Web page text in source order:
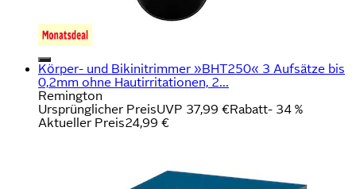
Körper- und Bikinitrimmer »BHT250« 3 Aufsätze bis
0,2mm ohne Hautirritationen, 2...
Remington
Ursprünglicher PreisUVP 37,99 €Rabatt- 34 %
Aktueller Preis24,99 €